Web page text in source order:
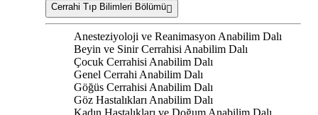
Cerrahi Tıp Bilimleri Bölümü
Anesteziyoloji ve Reanimasyon Anabilim Dalı
Beyin ve Sinir Cerrahisi Anabilim Dalı
Çocuk Cerrahisi Anabilim Dalı
Genel Cerrahi Anabilim Dalı
Göğüs Cerrahisi Anabilim Dalı
Göz Hastalıkları Anabilim Dalı